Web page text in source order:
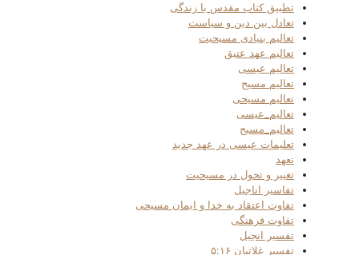
تطبیق کتاب مقدس با زندگی
تعادل بین دین و سیاست
تعالیم بنیادی مسیحیت
تعالیم عهد عتیق
تعالیم عیسی
تعالیم مسیح
تعالیم مسیحی
تعالیم_عیسی
تعالیم_مسیح
تعلیمات عیسی در عهد جدید
تعهد
تغییر و تحول در مسیحیت
تفاسیر اناجیل
تفاوت اعتقاد به خدا و ایمان مسیحی
تفاوت فرهنگی
تفسیر انجیل
تفسیر غلاتیان ۵:۱۶